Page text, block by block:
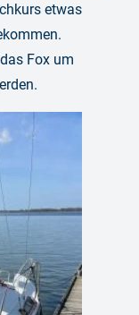
etwas
Fox um